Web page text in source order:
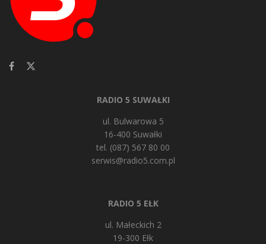
RADIO 5 SUWAŁKI
ul. Bulwarowa 5
16-400 Suwałki
tel. (087) 567 80 00
serwis@radio5.com.pl
RADIO 5 EŁK
ul. Małeckich 2
19-300 Ełk